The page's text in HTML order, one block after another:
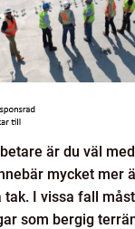
är du väl
mycket mer
tak. I vissa fall
som bergig